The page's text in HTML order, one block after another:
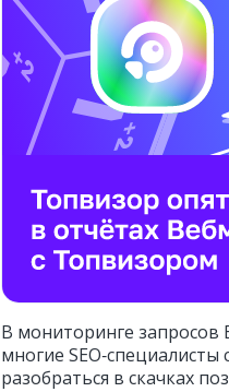
В мониторинге
многие
разобраться в скачках